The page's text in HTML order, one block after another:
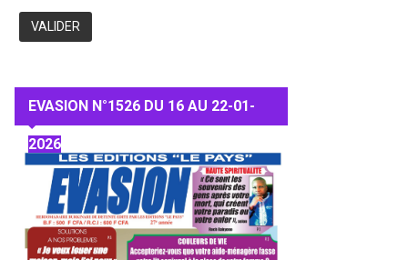
EVASION N°1526 DU 16 AU 22-01-
2026